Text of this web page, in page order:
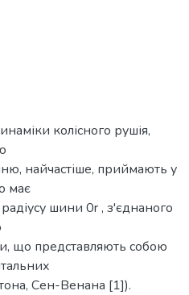
колісного рушія,
найчастіше, приймають у
має
шини 0r , з'єднаного
що представляють собою
Сен-Венана [1]).